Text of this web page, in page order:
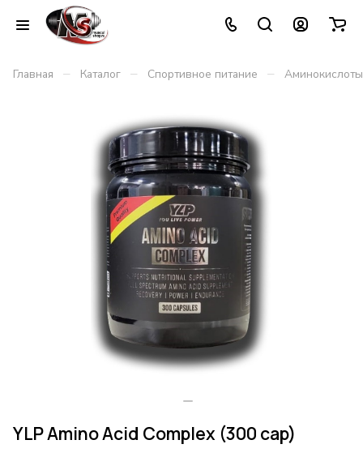
Главная – Каталог – Спортивное питание – Аминокислоты
YLP Amino Acid Complex (300 cap)